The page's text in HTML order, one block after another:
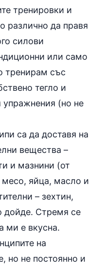
тренировки и
различно да правя
силови
или само
тренирам със
тегло и
упражнения (но не
са да доставя на
вещества –
и мазнини (от
месо, яйца, масло и
– зехтин,
дойде. Стремя се
ми е вкусна.
на
но не постоянно и